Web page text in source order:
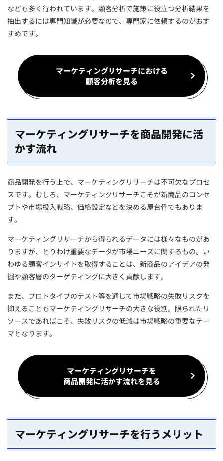
なども多く行われています。顧客分析で施策に役立つ分析結果を
抽出するには専門知識が必要なので、専門家に依頼するのがおす
すめです。
マーケティングリサーチにおける
顧客分析を見る
マーケティングリサーチを商品開発に活
かす流れ
商品開発を行う上で、マーケティングリサーチは不可欠なプロセ
スです。むしろ、マーケティングリサーチこそが新商品のコンセ
プトや市場投入戦略、価格設定などを決める屋台骨でもありま
す。
マーケティングリサーチから得られるデータには様々なものがあ
りますが、とりわけ重要なデータが市場ニーズに関するもの。い
わゆる顧客インサイトを取得することは、新商品のアイデアの発
掘や顧客層のターゲティングに大きく貢献します。
また、プロトタイプのテスト等を通じて市場戦略の失敗リスクを
抑えることもマーケティングリサーチの大きな役割。限られたリ
ソースであればこそ、失敗リスクの低減は市場戦略の重要なテー
マとなります。
マーケティングリサーチを
商品開発に活かす流れを見る
マーケティングリサーチを行うメリット